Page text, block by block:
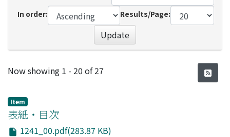
In order:
Results/Page:
Update
Recent Submissions
Now showing 1 - 20 of 27
Item
表紙・目次
1241_00.pdf(283.87 KB)